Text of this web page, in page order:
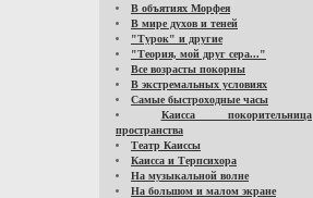
В объятиях Морфея
В мире духов и теней
"Турок" и другие
"Теория, мой друг сера..."
Все возрасты покорны
В экстремальных условиях
Самые быстроходные часы
Каисса покорительница
пространства
Театр Каиссы
Каисса и Терпсихора
На музыкальной волне
На большом и малом экране